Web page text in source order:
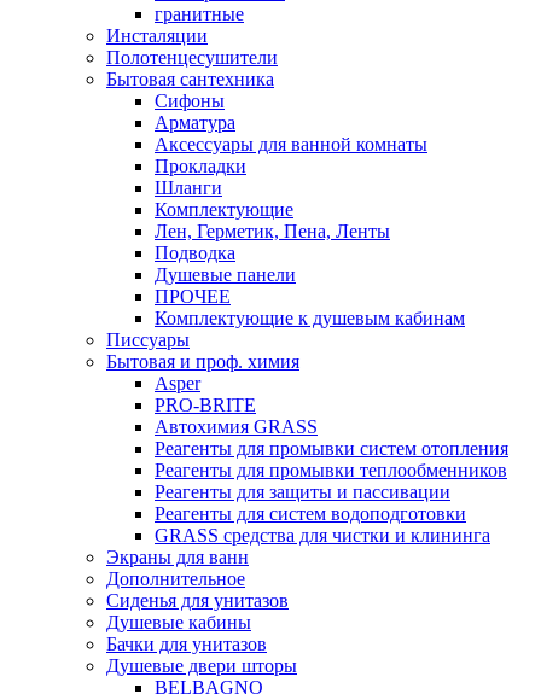
гранитные
Инсталяции
Полотенцесушители
Бытовая сантехника
Сифоны
Арматура
Аксессуары для ванной комнаты
Прокладки
Шланги
Комплектующие
Лен, Герметик, Пена, Ленты
Подводка
Душевые панели
ПРОЧЕЕ
Комплектующие к душевым кабинам
Писсуары
Бытовая и проф. химия
Asper
PRO-BRITE
Автохимия GRASS
Реагенты для промывки систем отопления
Реагенты для промывки теплообменников
Реагенты для защиты и пассивации
Реагенты для систем водоподготовки
GRASS средства для чистки и клининга
Экраны для ванн
Дополнительное
Сиденья для унитазов
Душевые кабины
Бачки для унитазов
Душевые двери шторы
BELBAGNO